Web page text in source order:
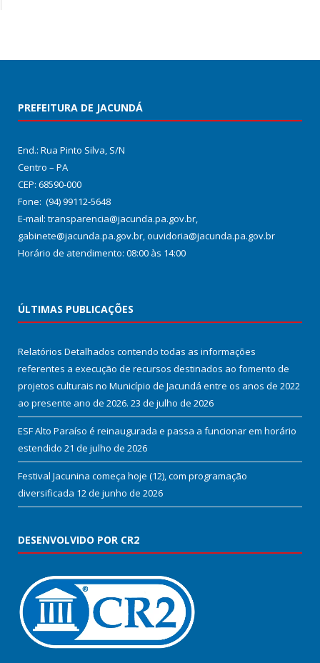
PREFEITURA DE JACUNDÁ
End.: Rua Pinto Silva, S/N
Centro – PA
CEP: 68590-000
Fone: (94) 99112-5648
E-mail: transparencia@jacunda.pa.gov.br,
gabinete@jacunda.pa.gov.br, ouvidoria@jacunda.pa.gov.br
Horário de atendimento: 08:00 às 14:00
ÚLTIMAS PUBLICAÇÕES
Relatórios Detalhados contendo todas as informações
referentes a execução de recursos destinados ao fomento de
projetos culturais no Município de Jacundá entre os anos de 2022
ao presente ano de 2026. 23 de julho de 2026
ESF Alto Paraíso é reinaugurada e passa a funcionar em horário
estendido 21 de julho de 2026
Festival Jacunina começa hoje (12), com programação
diversificada 12 de junho de 2026
DESENVOLVIDO POR CR2